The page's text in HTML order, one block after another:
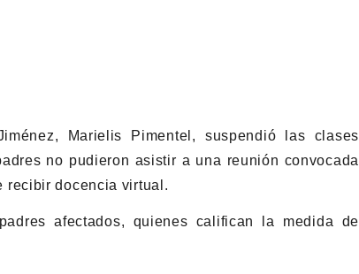
Marielis Pimentel, suspendió las clases
no pudieron asistir a una reunión convocada
recibir docencia virtual.
afectados, quienes califican la medida de